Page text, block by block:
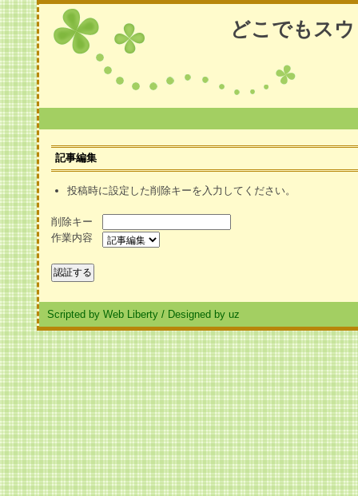
どこでもス
記事編集
投稿時に設定した削除キーを入力してください。
削除キー
作業内容
Scripted by Web Liberty / Designed by uz